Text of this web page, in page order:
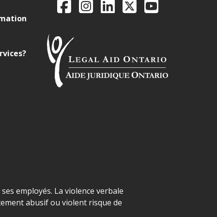
FacebookInstagram
LinkedIn
X YouTube
employés. La violence verbale
abusif ou violent risque de